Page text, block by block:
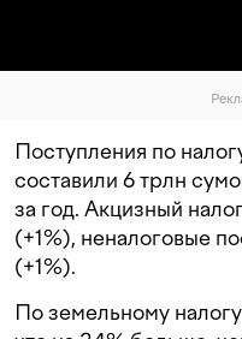
Поступления по
составили 6 трлн
за год. Акцизный
(+1%), неналоговые
(+1%).
По земельному